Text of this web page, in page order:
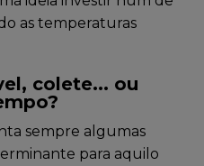
as temperaturas
colete... ou
sempre algumas
para aquilo